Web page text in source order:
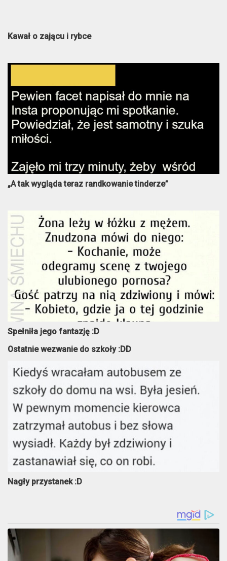
Kawał o zającu i rybce
„A tak wygląda teraz randkowanie tinderze”
Spełniła jego fantazję :D
Ostatnie wezwanie do szkoły :DD
Nagły przystanek :D